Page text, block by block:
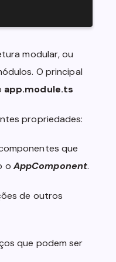
modular, ou
O principal
app.module.ts
propriedades:
que
oAppComponent.
de outros
que podem ser